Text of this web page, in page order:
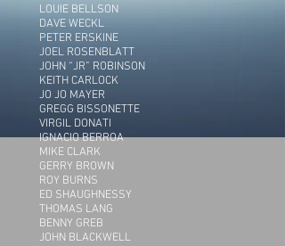
LOUIE BELLSON
DAVE WECKL
PETER ERSKINE
JOEL ROSENBLATT
JOHN “JR” ROBINSON
KEITH CARLOCK
JO JO MAYER
GREGG BISSONETTE
VIRGIL DONATI
IGNACIO BERROA
MIKE CLARK
GERRY BROWN
ROY BURNS
ED SHAUGHNESSY
THOMAS LANG
BENNY GREB
JOHN BLACKWELL